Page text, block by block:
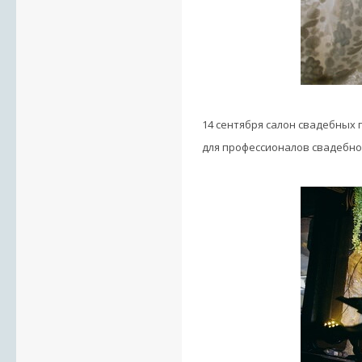
14 сентября салон свадебных
для профессионалов